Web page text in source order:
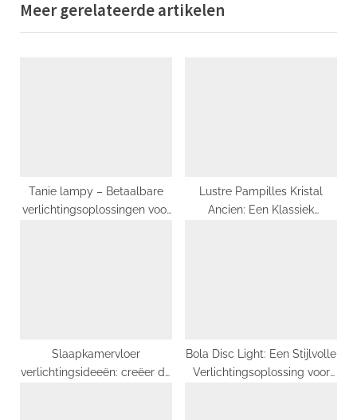
o
u
t
P
Meer gerelateerde artikelen
Tanie lampy – Betaalbare
verlichtingsoplossingen voor
Lustre Pampilles Kristal
Ancien: Een Klassiek
Slaapkamervloer
verlichtingsideeën: creëer de
Bola Disc Light: Een Stijlvolle
Verlichtingsoplossing voor